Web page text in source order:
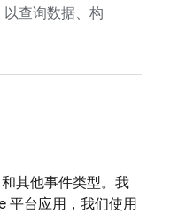
以查询数据、构
其他事件类型。我
平台应用，我们使用